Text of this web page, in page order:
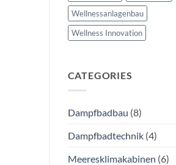
Wellnessanlagenbau
Wellness Innovation
CATEGORIES
Dampfbadbau (8)
Dampfbadtechnik(4)
Meeresklimakabinen (6)